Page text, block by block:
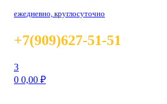
ежедневно, круглосуточно
+7(909)627-51-51
3
0 0,00 ₽